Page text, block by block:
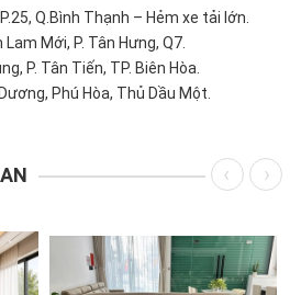
Q.Bình Thạnh – Hẻm xe tải lớn.
Mới, P. Tân Hưng, Q7.
P. Tân Tiến, TP. Biên Hòa.
Phú Hòa, Thủ Dầu Một.